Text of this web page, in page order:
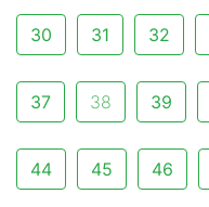
30 31 32
37 38 39
44 45 46